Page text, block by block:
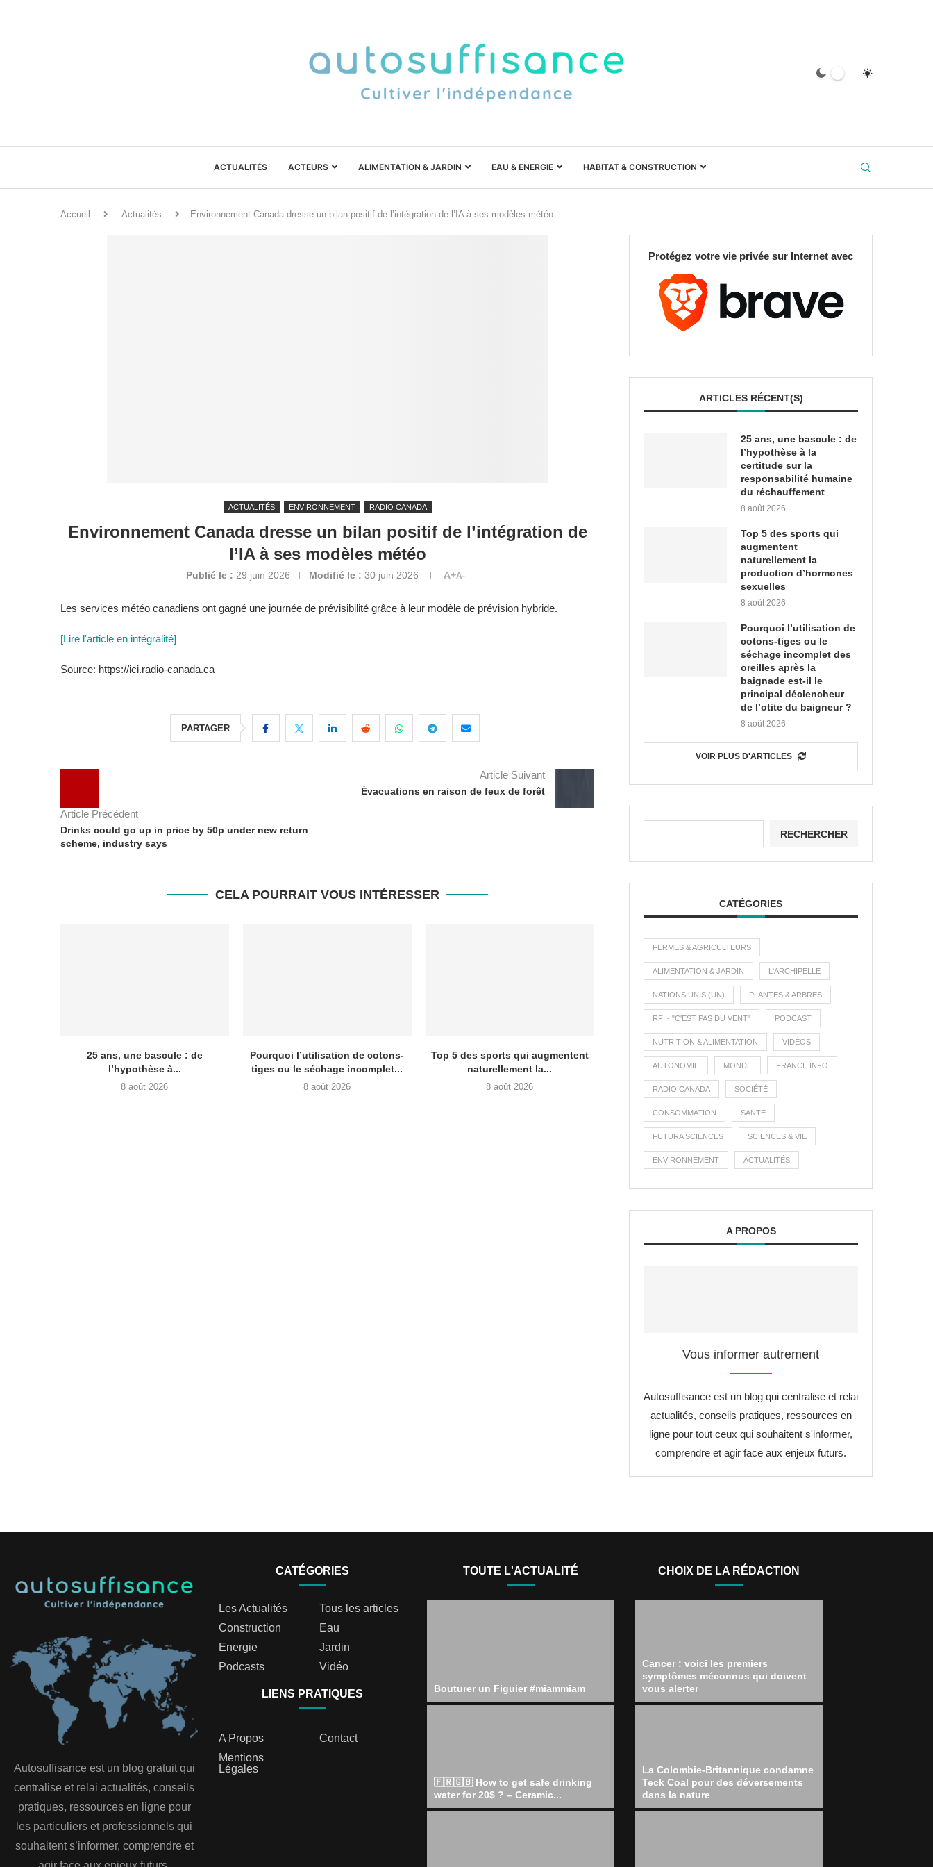
ACTUALITÉS ACTEURS ALIMENTATION & JARDIN EAU & ENERGIE HABITAT & CONSTRUCTION
Accueil Actualités Environnement Canada dresse un bilan positif de l’intégration de l’IA à ses modèles météo
ACTUALITÉS ENVIRONNEMENT RADIO CANADA
Environnement Canada dresse un bilan positif de l’intégration de
l’IA à ses modèles météo
Publié le : 29 juin 2026 Modifié le : 30 juin 2026 A+A-
Les services météo canadiens ont gagné une journée de prévisibilité grâce à leur modèle de prévision hybride.
[Lire l'article en intégralité]
Source: https://ici.radio-canada.ca
PARTAGER
Article Précédent
Drinks could go up in price by 50p under new return
scheme, industry says
Article Suivant
Évacuations en raison de feux de forêt
CELA POURRAIT VOUS INTÉRESSER
25 ans, une bascule : de
l’hypothèse à...
8 août 2026
Pourquoi l’utilisation de cotons-
tiges ou le séchage incomplet...
8 août 2026
Top 5 des sports qui augmentent
naturellement la...
8 août 2026
Protégez votre vie privée sur Internet avec
ARTICLES RÉCENT(S)
25 ans, une bascule : de
l’hypothèse à la
certitude sur la
responsabilité humaine
du réchauffement
8 août 2026
Top 5 des sports qui
augmentent
naturellement la
production d’hormones
sexuelles
8 août 2026
Pourquoi l’utilisation de
cotons-tiges ou le
séchage incomplet des
oreilles après la
baignade est-il le
principal déclencheur
de l’otite du baigneur ?
8 août 2026
VOIR PLUS D'ARTICLES
RECHERCHER
CATÉGORIES
FERMES & AGRICULTEURS
ALIMENTATION & JARDIN L'ARCHIPELLE
NATIONS UNIS (UN) PLANTES & ARBRES
RFI - "C'EST PAS DU VENT" PODCAST
NUTRITION & ALIMENTATION VIDÉOS
AUTONOMIE MONDE FRANCE INFO
RADIO CANADA SOCIÉTÉ
CONSOMMATION SANTÉ
FUTURA SCIENCES SCIENCES & VIE
ENVIRONNEMENT ACTUALITÉS
A PROPOS
Vous informer autrement
Autosuffisance est un blog qui centralise et relai
actualités, conseils pratiques, ressources en
ligne pour tout ceux qui souhaitent s'informer,
comprendre et agir face aux enjeux futurs.
Autosuffisance est un blog gratuit qui
centralise et relai actualités, conseils
pratiques, ressources en ligne pour
les particuliers et professionnels qui
souhaitent s’informer, comprendre et
CATÉGORIES
Les Actualités
Tous les articles
Construction
Eau
Energie
Jardin
Podcasts
Vidéo
LIENS PRATIQUES
A Propos
Contact
Mentions
Légales
TOUTE L'ACTUALITÉ
Bouturer un Figuier #miammiam
🇫🇷🇬🇧 How to get safe drinking
water for 20$ ? – Ceramic...
CHOIX DE LA RÉDACTION
Cancer : voici les premiers
symptômes méconnus qui doivent
vous alerter
La Colombie-Britannique condamne
Teck Coal pour des déversements
dans la nature